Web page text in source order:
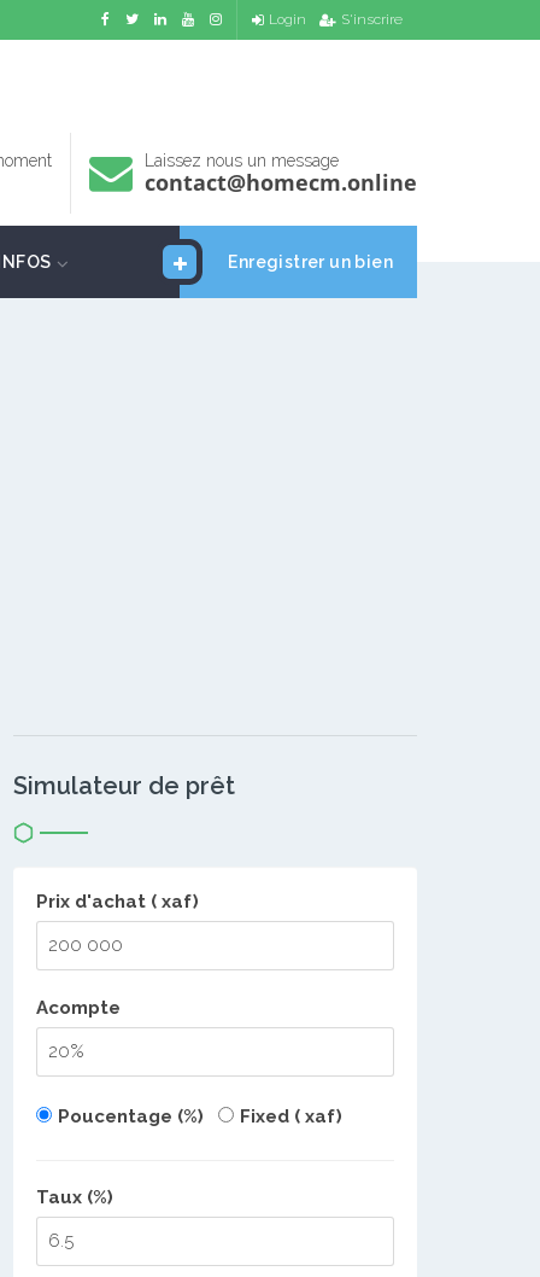
Login S'inscrire
Laissez nous un message
contact@homecm.online
Enregistrer un bien
INFOS
Simulateur de prêt
Prix d'achat ( xaf)
Acompte
Poucentage (%) Fixed ( xaf)
Taux (%)